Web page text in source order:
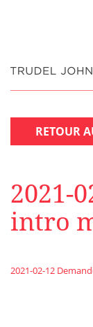
RETOUR
2021-
intro
2021-02-12